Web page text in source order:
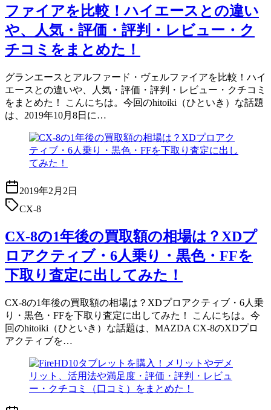
ファイアを比較！ハイエースとの違い
や、人気・評価・評判・レビュー・ク
チコミをまとめた！
グランエースとアルファード・ヴェルファイアを比較！ハイ
エースとの違いや、人気・評価・評判・レビュー・クチコミ
をまとめた！ こんにちは。今回のhitoiki（ひといき）な話題
は、2019年10月8日に…
2019年2月2日
CX-8
CX-8の1年後の買取額の相場は？XDプ
ロアクティブ・6人乗り・黒色・FFを
下取り査定に出してみた！
CX-8の1年後の買取額の相場は？XDプロアクティブ・6人乗
り・黒色・FFを下取り査定に出してみた！ こんにちは。今
回のhitoiki（ひといき）な話題は、MAZDA CX-8のXDプロ
アクティブを…